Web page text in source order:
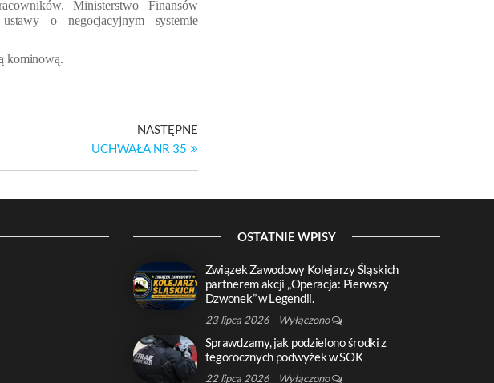
ów. Ministerstwo Finansów
o negocjacyjnym systemie
kominową.
Następny
wpis
NASTĘPNE
UCHWAŁA NR 35
OSTATNIE WPISY
Związek Zawodowy Kolejarzy Śląskich
partnerem akcji „Operacja: Pierwszy
Dzwonek” w Legendii.
23 lipca 2026 Wyłączono
Sprawdzamy, jak podzielono środki z
tegorocznych podwyżek w SOK
22 lipca 2026 Wyłączono